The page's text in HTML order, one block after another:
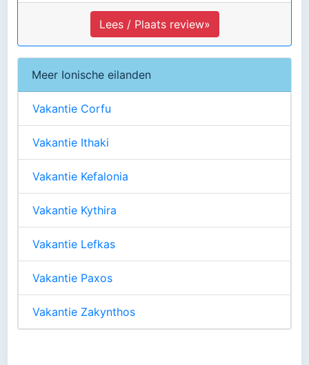
Lees / Plaats review»
Meer Ionische eilanden
Vakantie Corfu
Vakantie Ithaki
Vakantie Kefalonia
Vakantie Kythira
Vakantie Lefkas
Vakantie Paxos
Vakantie Zakynthos